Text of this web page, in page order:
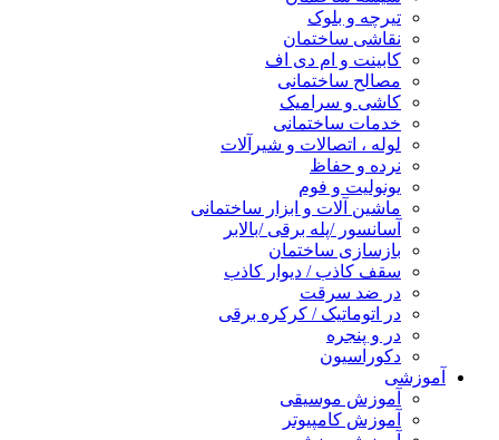
تیرچه و بلوک
نقاشی ساختمان
کابینت و ام دی اف
مصالح ساختمانی
کاشی و سرامیک
خدمات ساختمانی
لوله ، اتصالات و شیرآلات
نرده و حفاظ
یونولیت و فوم
ماشین آلات و ابزار ساختمانی
آسانسور /پله برقی /بالابر
بازسازی ساختمان
سقف کاذب / دیوار کاذب
در ضد سرقت
در اتوماتیک / کرکره برقی
در و پنجره
دکوراسیون
آموزشی
آموزش موسیقی
آموزش کامپیوتر